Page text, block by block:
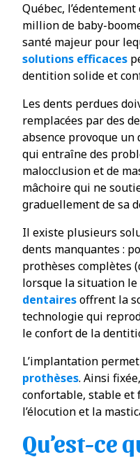
Québec,
million de baby-
santé majeur pour
solutions efficaces
dentition solide et
Les dents perdues
remplacées par des
absence provoque
qui entraîne des
malocclusion et de
mâchoire qui ne
graduellement de sa
Il existe plusieurs
dents manquantes :
prothèses complètes
lorsque la situation le
dentairesoffrent la
technologie qui
le confort de la
L’implantation
prothèses. Ainsi
confortable, stable
l’élocution et la
Qu’est-ce